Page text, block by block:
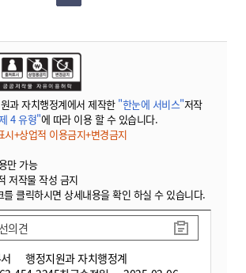
과 자치행정계에서 제작한 "한눈에 서비스"저작
4 유형"에 따라 이용 할 수 있습니다.
시+상업적 이용금지+변경금지
만 가능
저작물 작성 금지
클릭하시면 상세내용을 확인 하실 수 있습니다.
행정지원과 자치행정계
의견